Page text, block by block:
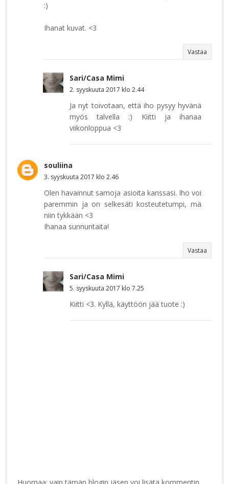
:)
Ihanat kuvat. <3
Vastaa
Sari/Casa Mimi
2. syyskuuta 2017 klo 2.44
Ja nyt toivotaan, että iho pysyy hyvänä
myös talvella :) Kiitti ja ihanaa
viikonloppua <3
souliina
3. syyskuuta 2017 klo 2.46
Olen havainnut samoja asioita kanssasi. Iho voi
paremmin ja on selkesäti kosteutetumpi, mä
niin tykkään <3
Ihanaa sunnuntaita!
Vastaa
Sari/Casa Mimi
5. syyskuuta 2017 klo 7.25
Kiitti <3. Kyllä, käyttöön jää tuote :)